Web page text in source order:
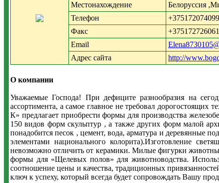
Местонахождение
Белоруссия
Телефон
+375172074099
Факс
+375172726061
Email
Адрес сайта
http://
О компании
Уважаемые Господа! При дефиците разнообразия на
ассортимента, а самое главное не требовал
К» предлагает приобрести формы для производства
150 видов форм скульптур , а также других форм малой
понадобится песок , цемент, вода, арматура и деревянные
элементами национального колорита).Изготовление
невозможно отличить от керамики. Милые фигурки
формы для «Щелевых полов» для животноводства.
соотношение цены и качества, традиционных
ключ к успеху, который всегда будет сопровождать Вашу